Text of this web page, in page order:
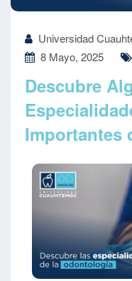
Universidad
8 Mayo, 2025
Descubre
Importantes